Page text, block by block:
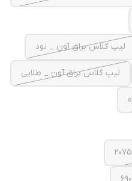
لیپ گلاس براق آون _ نود
لیپ گلاس براق آون _ طلایی